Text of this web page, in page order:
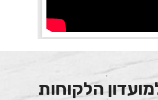
הלקוחות